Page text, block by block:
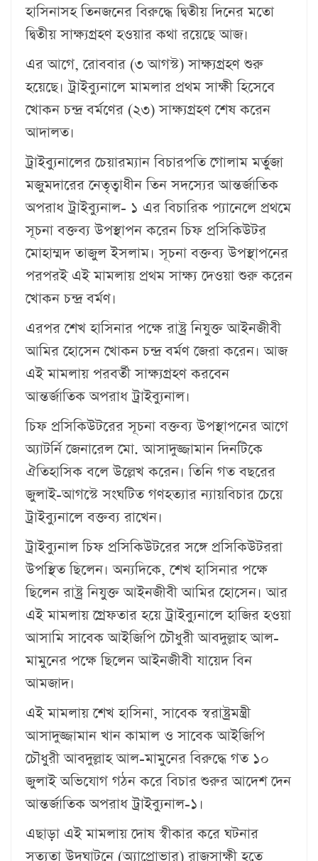
হাসিনাসহ তিনজনের বিরুদ্ধে দ্বিতীয় দিনের মতো
দ্বিতীয় সাক্ষ্যগ্রহণ হওয়ার কথা রয়েছে আজ।
এর আগে, রোববার (৩ আগস্ট) সাক্ষ্যগ্রহণ শুরু
হয়েছে। ট্রাইব্যুনালে মামলার প্রথম সাক্ষী হিসেবে
খোকন চন্দ্র বর্মণের (২৩) সাক্ষ্যগ্রহণ শেষ করেন
আদালত।
ট্রাইব্যুনালের চেয়ারম্যান বিচারপতি গোলাম মর্তুজা
মজুমদারের নেতৃত্বাধীন তিন সদস্যের আন্তর্জাতিক
অপরাধ ট্রাইব্যুনাল- ১ এর বিচারিক প্যানেলে প্রথমে
সূচনা বক্তব্য উপস্থাপন করেন চিফ প্রসিকিউটর
মোহাম্মদ তাজুল ইসলাম। সূচনা বক্তব্য উপস্থাপনের
পরপরই এই মামলায় প্রথম সাক্ষ্য দেওয়া শুরু করেন
খোকন চন্দ্র বর্মণ।
এরপর শেখ হাসিনার পক্ষে রাষ্ট্র নিযুক্ত আইনজীবী
আমির হোসেন খোকন চন্দ্র বর্মণ জেরা করেন। আজ
এই মামলায় পরবর্তী সাক্ষ্যগ্রহণ করবেন
আন্তর্জাতিক অপরাধ ট্রাইব্যুনাল।
চিফ প্রসিকিউটরের সূচনা বক্তব্য উপস্থাপনের আগে
অ্যাটর্নি জেনারেল মো. আসাদুজ্জামান দিনটিকে
ঐতিহাসিক বলে উল্লেখ করেন। তিনি গত বছরের
জুলাই-আগস্টে সংঘটিত গণহত্যার ন্যায়বিচার চেয়ে
ট্রাইব্যুনালে বক্তব্য রাখেন।
ট্রাইব্যুনাল চিফ প্রসিকিউটরের সঙ্গে প্রসিকিউটররা
উপস্থিত ছিলেন। অন্যদিকে, শেখ হাসিনার পক্ষে
ছিলেন রাষ্ট্র নিযুক্ত আইনজীবী আমির হোসেন। আর
এই মামলায় গ্রেফতার হয়ে ট্রাইব্যুনালে হাজির হওয়া
আসামি সাবেক আইজিপি চৌধুরী আবদুল্লাহ আল-
মামুনের পক্ষে ছিলেন আইনজীবী যায়েদ বিন
আমজাদ।
এই মামলায় শেখ হাসিনা, সাবেক স্বরাষ্ট্রমন্ত্রী
আসাদুজ্জামান খান কামাল ও সাবেক আইজিপি
চৌধুরী আবদুল্লাহ আল-মামুনের বিরুদ্ধে গত ১০
জুলাই অভিযোগ গঠন করে বিচার শুরুর আদেশ দেন
আন্তর্জাতিক অপরাধ ট্রাইব্যুনাল-১।
এছাড়া এই মামলায় দোষ স্বীকার করে ঘটনার
সত্যতা উদঘাটনে (অ্যাপ্রোভার) রাজসাক্ষী হতে